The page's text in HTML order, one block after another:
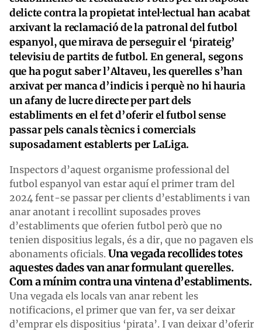
delicte contra la propietat intel·lectual han acabat
arxivant la reclamació de la patronal del futbol
espanyol, que mirava de perseguir el ‘pirateig’
televisiu de partits de futbol. En general, segons
que ha pogut saber l’Altaveu, les querelles s’han
arxivat per manca d’indicis i perquè no hi hauria
un afany de lucre directe per part dels
establiments en el fet d’oferir el futbol sense
passar pels canals tècnics i comercials
suposadament establerts per LaLiga.
Inspectors d’aquest organisme professional del
futbol espanyol van estar aquí el primer tram del
2024 fent-se passar per clients d’establiments i van
anar anotant i recollint suposades proves
d’establiments que oferien futbol però que no
tenien dispositius legals, és a dir, que no pagaven els
abonaments oficials. Una vegada recollides totes
aquestes dades van anar formulant querelles.
Com a mínim contra una vintena d’establiments.
Una vegada els locals van anar rebent les
notificacions, el primer que van fer, va ser deixar
d’emprar els dispositius ‘pirata’. I van deixar d’oferir